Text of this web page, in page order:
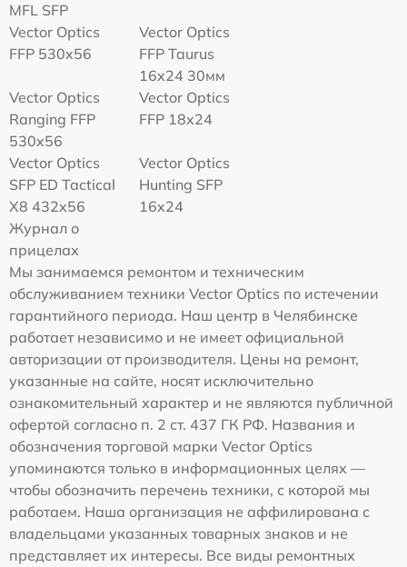
MFL SFP
Vector Optics
FFP 530x56
Vector Optics
FFP Taurus
16x24 30мм
Vector Optics
Ranging FFP
530x56
Vector Optics
FFP 18x24
Vector Optics
SFP ED Tactical
X8 432x56
Vector Optics
Hunting SFP
16x24
Журнал о
прицелах
Мы занимаемся ремонтом и техническим
обслуживанием техники Vector Optics по истечении
гарантийного периода. Наш центр в Челябинске
работает независимо и не имеет официальной
авторизации от производителя. Цены на ремонт,
указанные на сайте, носят исключительно
ознакомительный характер и не являются публичной
офертой согласно п. 2 ст. 437 ГК РФ. Названия и
обозначения торговой марки Vector Optics
упоминаются только в информационных целях —
чтобы обозначить перечень техники, с которой мы
работаем. Наша организация не аффилирована с
владельцами указанных товарных знаков и не
представляет их интересы. Все виды ремонтных